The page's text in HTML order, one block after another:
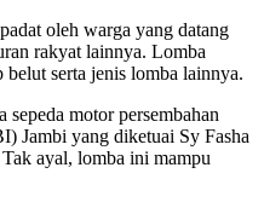
oleh warga yang datang
rakyat lainnya. Lomba
serta jenis lomba lainnya.
sepeda motor persembahan
Jambi yang diketuai Sy Fasha
ayal, lomba ini mampu